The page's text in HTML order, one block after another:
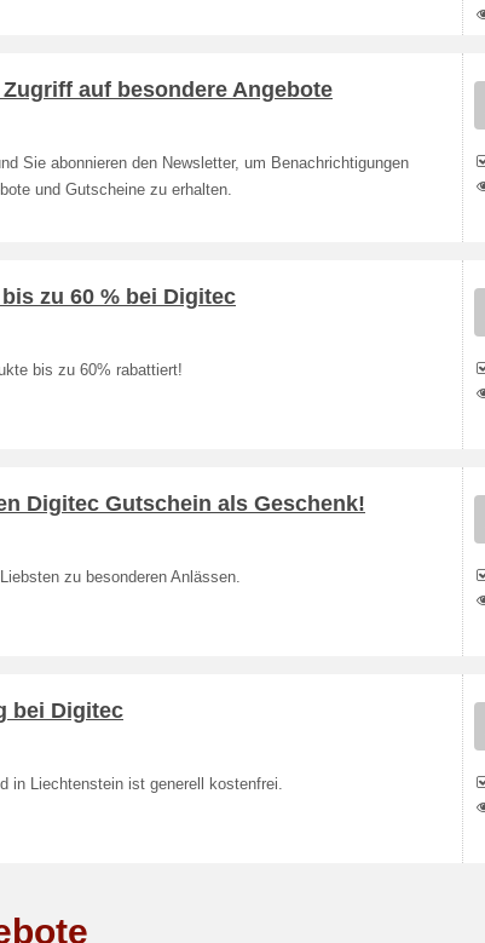
auf besondere Angebote
Sie abonnieren den Newsletter, um Benachrichtigungen
und Gutscheine zu erhalten.
zu 60 % bei Digitec
bis zu 60% rabattiert!
Digitec Gutschein als Geschenk!
zu besonderen Anlässen.
bei Digitec
in Liechtenstein ist generell kostenfrei.